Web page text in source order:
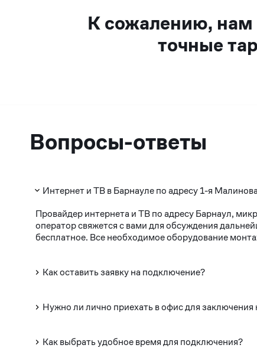
К сожалению, нам
точные
Вопросы-ответы
Интернет и ТВ в Барнауле по адресу 1-я
Провайдер интернета и ТВ по адресу Барнаул,
оператор свяжется с вами для обсуждения
бесплатное. Все необходимое оборудование
Как оставить заявку на подключение?
Нужно ли лично приехать в офис для заключения
Как выбрать удобное время для подключения?